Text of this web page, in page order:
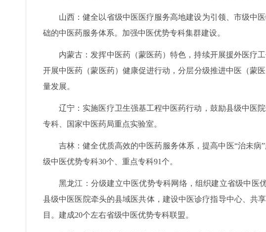
山西：健全以省级中医医疗服务高地建设为引领、市级中
础的中医药服务体系。加强中医优势专科集群建设。
内蒙古：发挥中医药（蒙医药）特色，持续开展援外医疗
开展中医药（蒙医药）健康促进行动，分层分级推进中医（蒙
量发展。
辽宁：实施医疗卫生强基工程中医药行动，鼓励县级中医
专科、国家中医药局重点实验室。
吉林：健全优质高效的中医药服务体系，提高中医“治未
级中医优势专科30个、重点专科91个。
黑龙江：分级建立中医优势专科网络，组织建立省级中医
县级中医医院牵头的县域医共体，建设中医诊疗指导中心、共
目。建成20个左右省级中医优势专科联盟。